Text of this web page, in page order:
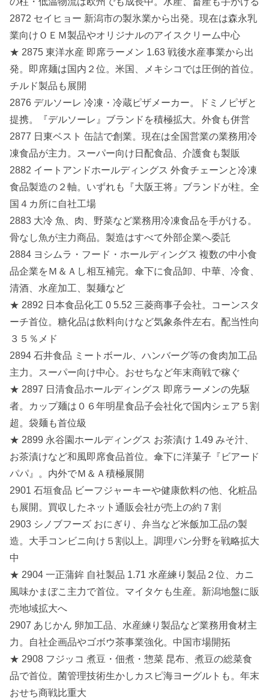
2872 セイヒョー 新潟市の製氷業から出発。現在は森永乳
業向けＯＥＭ製品やオリジナルのアイスクリーム中心
★ 2875 東洋水産 即席ラーメン 1.63 戦後水産事業から出
発。即席麺は国内２位。米国、メキシコでは圧倒的首位。
チルド製品も展開
2876 デルソーレ 冷凍・冷蔵ピザメーカー。ドミノピザと
提携。『デルソーレ』ブランドを積極拡大。外食も併営
2877 日東ベスト 缶詰で創業。現在は全国営業の業務用冷
凍食品が主力。スーパー向け日配食品、介護食も製販
2882 イートアンドホールディングス 外食チェーンと冷凍
食品製造の２軸。いずれも『大阪王将』ブランドが柱。全
国４カ所に自社工場
2883 大冷 魚、肉、野菜など業務用冷凍食品を手がける。
骨なし魚が主力商品。製造はすべて外部企業へ委託
2884 ヨシムラ・フード・ホールディングス 複数の中小食
品企業をＭ＆Ａし相互補完。傘下に食品卸、中華、冷食、
清酒、水産加工、製麺など
★ 2892 日本食品化工 0 5.52 三菱商事子会社。コーンスタ
ーチ首位。糖化品は飲料向けなど気象条件左右。配当性向
３５％メド
2894 石井食品 ミートボール、ハンバーグ等の食肉加工品
主力。スーパー向け中心。おせちなど年末商戦で稼ぐ
★ 2897 日清食品ホールディングス 即席ラーメンの先駆
者。カップ麺は０６年明星食品子会社化で国内シェア５割
超。袋麺も首位級
★ 2899 永谷園ホールディングス お茶漬け 1.49 みそ汁、
お茶漬けなど和風即席食品首位。傘下に洋菓子『ビアード
パパ』。内外でＭ＆Ａ積極展開
2901 石垣食品 ビーフジャーキーや健康飲料の他、化粧品
も展開。買収したネット通販会社が売上の約７割
2903 シノブフーズ おにぎり、弁当など米飯加工品の製
造。大手コンビニ向け５割以上。調理パン分野を戦略拡大
中
★ 2904 一正蒲鉾 自社製品 1.71 水産練り製品２位、カニ
風味かまぼこ主力で首位。マイタケも生産。新潟地盤に販
売地域拡大へ
2907 あじかん 卵加工品、水産練り製品など業務用食材主
力。自社企画品やゴボウ茶事業強化。中国市場開拓
★ 2908 フジッコ 煮豆・佃煮・惣菜 昆布、煮豆の総菜食
品で首位。菌管理技術生かしカスピ海ヨーグルトも。年末
おせち商戦比重大